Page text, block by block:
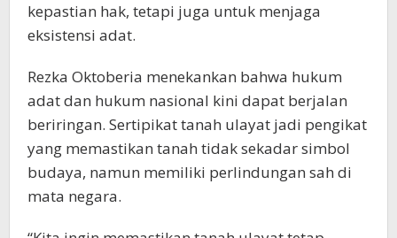
kepastian hak, tetapi juga untuk menjaga
eksistensi adat.
Rezka Oktoberia menekankan bahwa hukum
adat dan hukum nasional kini dapat berjalan
beriringan. Sertipikat tanah ulayat jadi pengikat
yang memastikan tanah tidak sekadar simbol
budaya, namun memiliki perlindungan sah di
mata negara.